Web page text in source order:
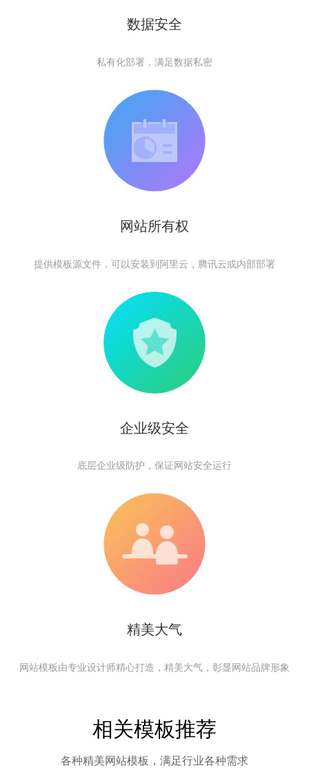
数据安全
私有化部署，满足数据私密
网站所有权
提供模板源文件，可以安装到阿里云，腾讯云或内部部署
企业级安全
底层企业级防护，保证网站安全运行
精美大气
网站模板由专业设计师精心打造，精美大气，彰显网站品牌形象
相关模板推荐
各种精美网站模板，满足行业各种需求